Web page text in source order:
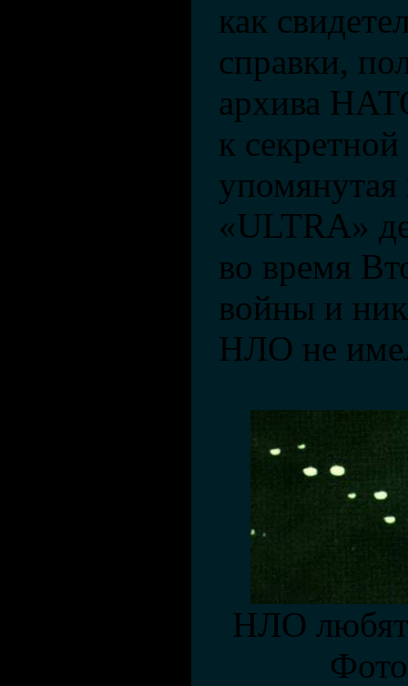
как
справки,
архива
к
«ULTRA»
во время
войны и
НЛО не
НЛО любят